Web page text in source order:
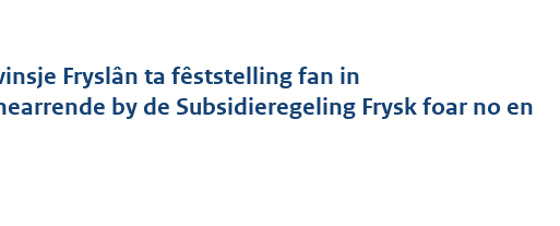
d
s
Fryslân ta fêststelling fan in
by de Subsidieregeling Frysk foar no en